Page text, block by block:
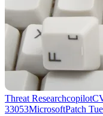
Threat Researchcopilot
33053MicrosoftPatch